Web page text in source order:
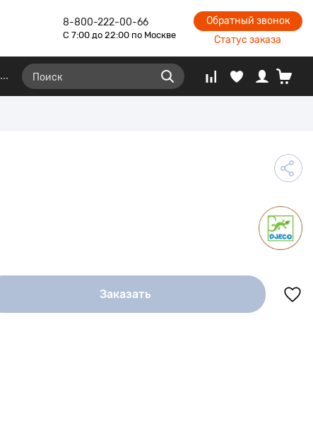
8-800-222-00-66
С 7:00 до 22:00 по Москве
Обратный звонок
Статус заказа
Заказать